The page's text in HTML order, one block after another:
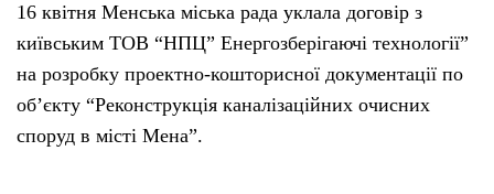
16 квітня Менська міська рада уклала договір з
київським ТОВ “НПЦ” Енергозберігаючі технології”
на розробку проектно-кошторисної документації по
об’єкту “Реконструкція каналізаційних очисних
споруд в місті Мена”.